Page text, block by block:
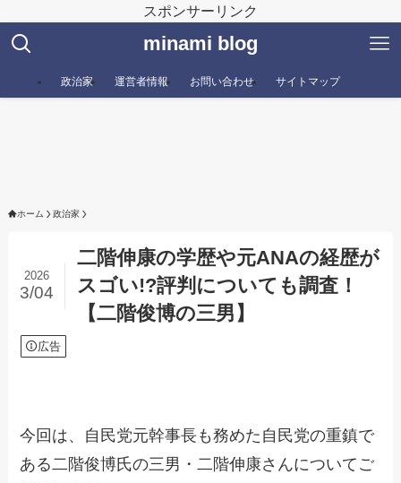
スポンサーリンク
minami blog
政治家 運営者情報 お問い合わせ サイトマップ
ホーム 政治家
二階伸康の学歴や元ANAの経歴が
スゴい!?評判についても調査！
【二階俊博の三男】
2026
3/04
広告
今回は、自民党元幹事長も務めた自民党の重鎮で
ある二階俊博氏の三男・二階伸康さんについてご